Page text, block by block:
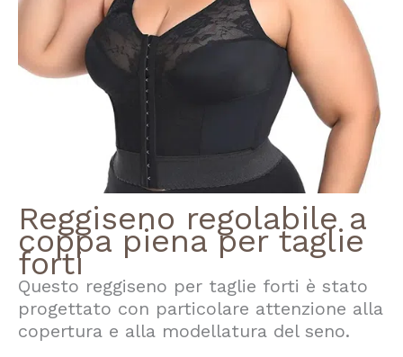
Reggiseno regolabile a
coppa piena per taglie
forti
Questo reggiseno per taglie forti è stato
progettato con particolare attenzione alla
copertura e alla modellatura del seno.